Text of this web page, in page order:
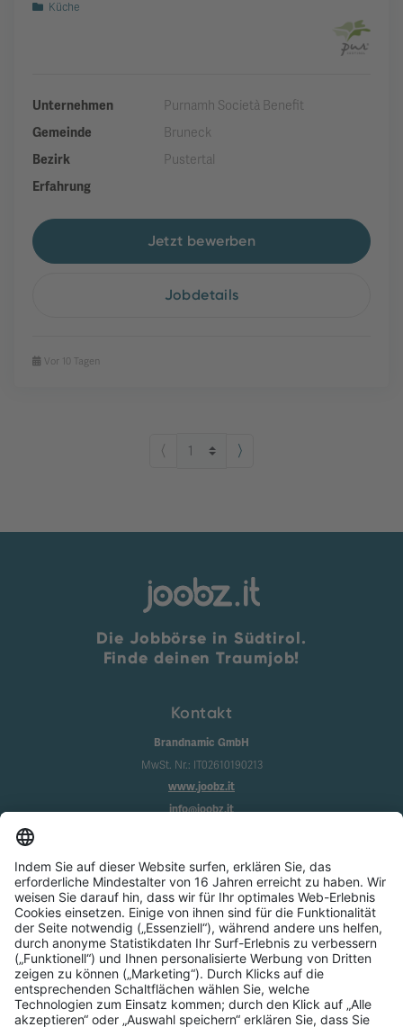
Küche
Unternehmen
Purnamh Società Benefit
Gemeinde
Bruneck
Bezirk
Pustertal
Erfahrung
Jetzt bewerben
Jobdetails
Vor 10 Tagen
⟨ ⟩
Die Jobbörse in Südtirol.
Finde deinen Traumjob!
Kontakt
Brandnamic GmbH
MwSt. Nr.: IT02610190213
www.joobz.it
info@joobz.it
Impressum
Datenschutz
AGB
Cookie-Einstellungen
Service
Über uns